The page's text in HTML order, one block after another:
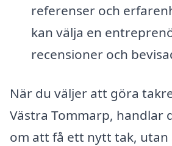
referenser och
kan välja en
recensioner och
När du väljer att göra
Västra Tommarp, handlar
om att få ett nytt tak, utan